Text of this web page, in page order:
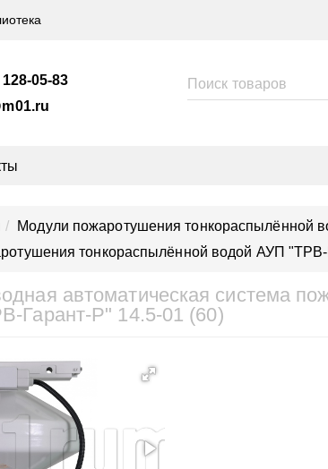
05-83
Модули пожаротушения тонкораспылённой
тонкораспылённой водой АУП
автоматическая система
Гарант-Р" 14.5-01 (60)